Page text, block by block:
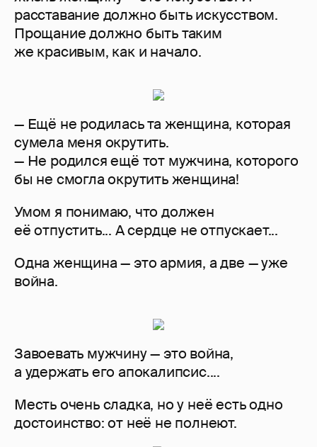
расставание должно быть искусством.
Прощание должно быть таким
же красивым, как и начало.
— Ещё не родилась та женщина, которая
сумела меня окрутить.
— Не родился ещё тот мужчина, которого
бы не смогла окрутить женщина!
Умом я понимаю, что должен
её отпустить... А сердце не отпускает...
Одна женщина — это армия, а две — уже
война.
Завоевать мужчину — это война,
а удержать его апокалипсис....
Месть очень сладка, но у неё есть одно
достоинство: от неё не полнеют.